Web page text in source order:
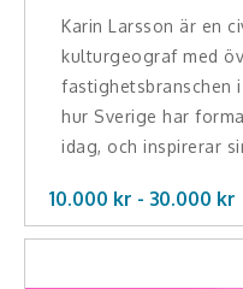
Karin Larsson är en
kulturgeograf med
fastighetsbranschen
hur Sverige har
idag, och inspirerar
10.000 kr - 30.000 kr